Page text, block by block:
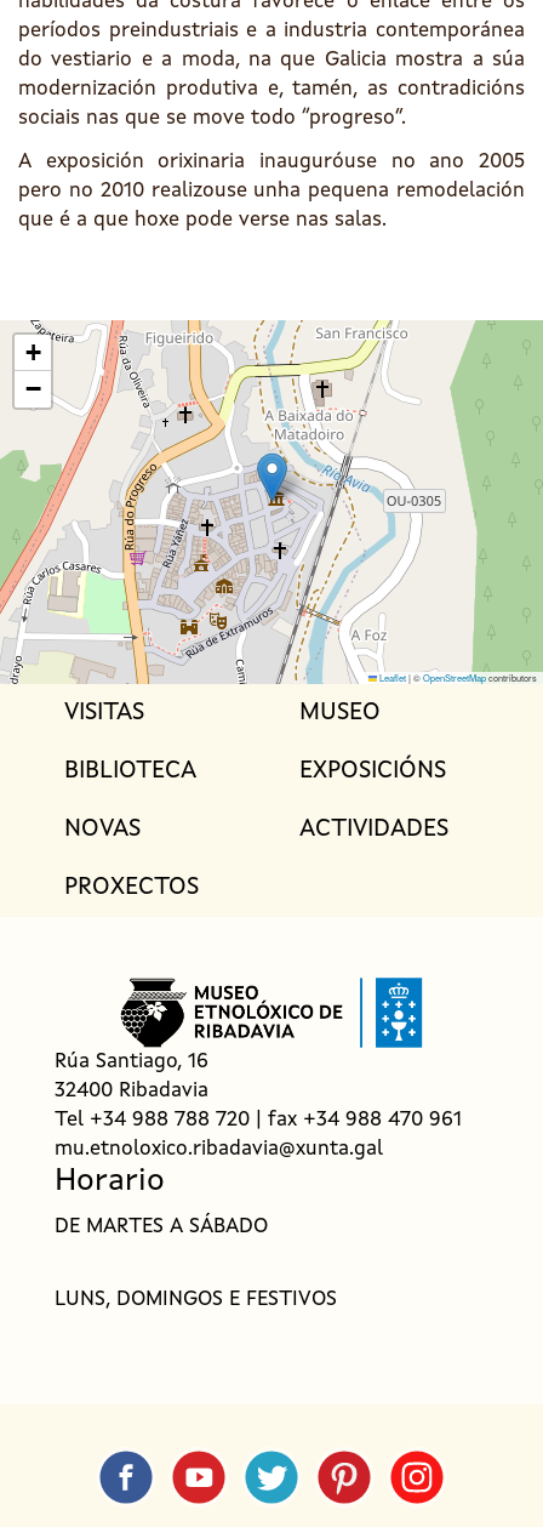
períodos preindustriais e a industria contemporánea
do vestiario e a moda, na que Galicia mostra a súa
modernización produtiva e, tamén, as contradicións
sociais nas que se move todo “progreso”.
A exposición orixinaria inauguróuse no ano 2005
pero no 2010 realizouse unha pequena remodelación
que é a que hoxe pode verse nas salas.
+
−
Leaflet|©OpenStreetMapcontributors
VISITAS MUSEO
BIBLIOTECA EXPOSICIÓNS
NOVAS ACTIVIDADES
PROXECTOS
Rúa Santiago, 16
32400 Ribadavia
Tel +34 988 788 720 | fax +34 988 470 961
mu.etnoloxico.ribadavia@xunta.gal
Horario
DE MARTES A SÁBADO
LUNS, DOMINGOS E FESTIVOS